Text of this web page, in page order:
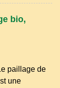
. Il
du nord-
typiques
ou "aze"
bio,
paillage de
une